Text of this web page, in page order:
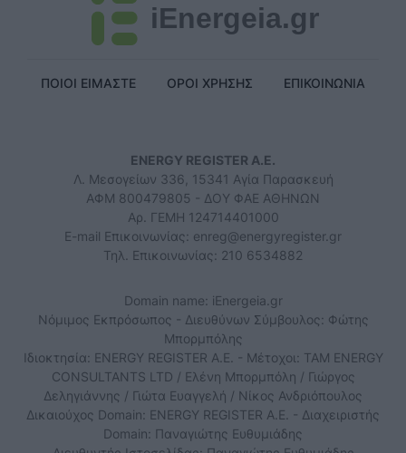
iEnergeia.gr
ΠΟΙΟΙ ΕΙΜΑΣΤΕ ΟΡΟΙ ΧΡΗΣΗΣ ΕΠΙΚΟΙΝΩΝΙΑ
ENERGY REGISTER Α.Ε.
Λ. Μεσογείων 336, 15341 Αγία Παρασκευή
ΑΦΜ 800479805 - ΔΟΥ ΦΑΕ ΑΘΗΝΩΝ
Αρ. ΓΕΜΗ 124714401000
E-mail Επικοινωνίας: enreg@energyregister.gr
Τηλ. Επικοινωνίας: 210 6534882
Domain name: iEnergeia.gr
Νόμιμος Εκπρόσωπος - Διευθύνων Σύμβουλος: Φώτης
Μπορμπόλης
Ιδιοκτησία: ENERGY REGISTER Α.Ε. - Μέτοχοι: TAM ENERGY
CONSULTANTS LTD / Ελένη Μπορμπόλη / Γιώργος
Δεληγιάννης / Γιώτα Ευαγγελή / Νίκος Ανδριόπουλος
Δικαιούχος Domain: ENERGY REGISTER Α.Ε. - Διαχειριστής
Domain: Παναγιώτης Ευθυμιάδης